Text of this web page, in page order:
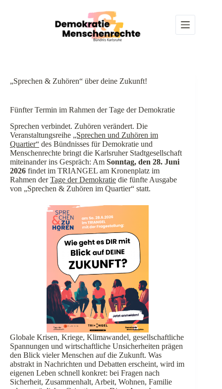
r
n
g
e
n
„Sprechen & Zuhören“ über deine Zukunft!
Fünfter Termin im Rahmen der Tage der Demokratie
Sprechen verbindet. Zuhören verändert. Die
Veranstaltungsreihe „Sprechen und Zuhören im
Quartier“ des Bündnisses für Demokratie und
Menschenrechte bringt die Karlsruher Stadtgesellschaft
miteinander ins Gespräch: Am Sonntag, den 28. Juni
2026 findet im TRIANGEL am Kronenplatz im
Rahmen derTage der Demokratie die fünfte Ausgabe
von „Sprechen & Zuhören im Quartier“ statt.
Globale Krisen, Kriege, Klimawandel, gesellschaftliche
Spannungen und wirtschaftliche Unsicherheiten prägen
den Blick vieler Menschen auf die Zukunft. Was
abstrakt in Nachrichten und Debatten erscheint, wird im
eigenen Leben schnell konkret: bei Fragen nach
Sicherheit, Zusammenhalt, Arbeit, Wohnen, Familie